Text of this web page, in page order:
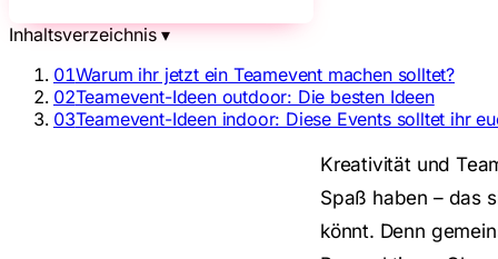
Inhaltsverzeichnis▾
01Warum ihr jetzt ein Teamevent machen solltet?
02Teamevent-Ideen outdoor: Die besten Ideen
03Teamevent-Ideen indoor: Diese Events solltet ihr
Kreativität und
Spaß haben – das
könnt. Denn